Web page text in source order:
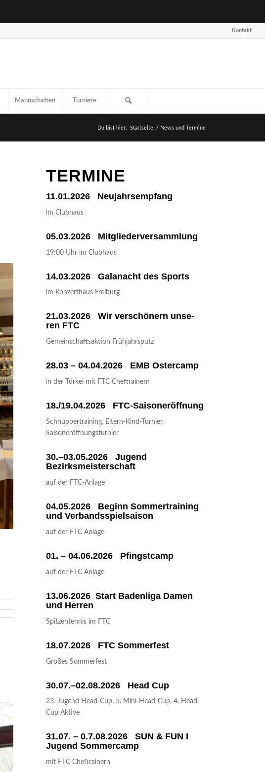
Kon­takt
Mann­schaf­ten Tur­nie­re
Du bist hier: Startseite / News und Termine
TER­MI­NE
11.01.2026 Neu­jahrs­emp­fang
im Club­haus
05.03.2026 Mit­glie­der­ver­samm­lung
19:00 Uhr im Clubhaus
14.03.2026 Gala­nacht des Sports
im Kon­zert­haus Freiburg
21.03.2026 Wir ver­schö­nern unse­
ren FTC
Gemein­schafts­ak­ti­on Frühjahrsputz
28.03 – 04.04.2026 EMB Ostercamp
in der Tür­kei mit FTC Cheftrainern
18./19.04.2026 FTC-Sai­son­er­öff­nung
Schnup­per­trai­ning, Eltern-Kind-Tur­nier,
Saisoneröffnungsturnier
30.–03.05.2026 Jugend
Bezirksmeisterschaft
auf der FTC-Anlage
04.05.2026 Beginn Som­mer­trai­ning
und Verbandsspielsaison
auf der FTC Anlage
01. – 04.06.2026 Pfingstcamp
auf der FTC Anlage
13.06.2026 Start Baden­li­ga Damen
und Herren
Spit­zen­ten­nis im FTC
18.07.2026 FTC Sommerfest
Gro­ßes Sommerfest
30.07.–02.08.2026 Head Cup
23. Jugend Head-Cup, 5. Mini-Head-Cup, 4. Head-
Cup Aktive
31.07. – 0.7.08.2026 SUN & FUN I
Jugend Sommercamp
mit FTC Cheftrainern